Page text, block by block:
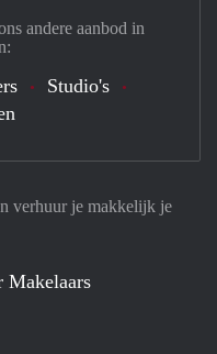
verhuur je makkelijk je
Makelaars
andere aanbod in
Studio's